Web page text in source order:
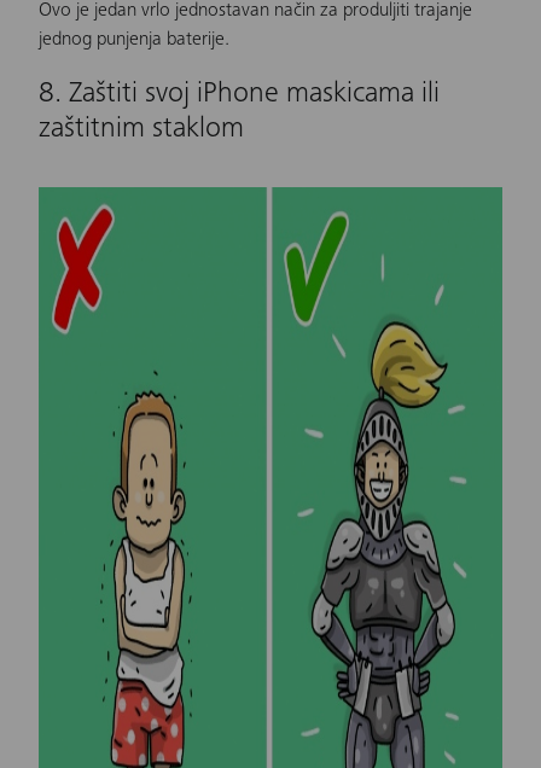
Ovo je jedan vrlo jednostavan način za produljiti trajanje
jednog punjenja baterije.
8. Zaštiti svoj iPhone maskicama ili
zaštitnim staklom